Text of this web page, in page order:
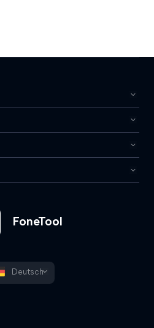
FoneTool
Deutsch